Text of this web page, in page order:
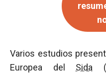
Varios estudios
Europea del Sida